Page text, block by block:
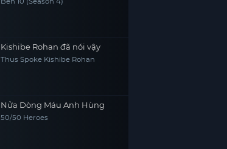
Kishibe Rohan đã nói vậy
Thus Spoke Kishibe Rohan
Nửa Dòng Máu Anh Hùng
50/50 Heroes